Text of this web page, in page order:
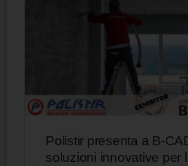
Polistir presenta a B-
soluzioni innovative per